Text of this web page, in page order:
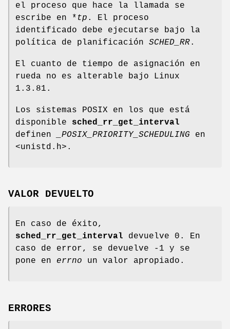
el proceso que hace la llamada se
escribe en * tp . El proceso
identificado debe ejecutarse bajo la
política de planificación SCHED_RR.
El cuanto de tiempo de asignación en
rueda no es alterable bajo Linux
1.3.81.
Los sistemas POSIX en los que está
disponible sched_rr_get_interval
definen
_POSIX_PRIORITY_SCHEDULING en
<unistd.h>.
VALOR DEVUELTO
En caso de éxito,
sched_rr_get_interval devuelve 0. En
caso de error, se devuelve -1 y se
pone en errno un valor apropiado.
ERRORES